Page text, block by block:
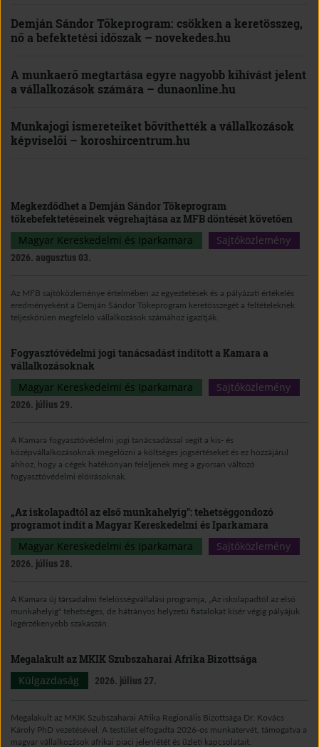
Demján Sándor Tőkeprogram: csökken a keretösszeg,
nő a befektetési időszak – novekedes.hu
A munkaerő megtartása egyre nagyobb kihívást jelent
a vállalkozások számára – dunaonline.hu
Munkajogi ismereteiket bővíthették a vállalkozások
képviselői – koroshircentrum.hu
Megkezdődhet a Demján Sándor Tőkeprogram
tőkebefektetéseinek végrehajtása az MFB döntését követően
Magyar Kereskedelmi és Iparkamara
Sajtóközlemény
2026. augusztus 03.
Az MFB sajtóközleménye értelmében az egyeztetések és a pályázati értékelés
eredményeként a Demján Sándor Tőkeprogram keretösszegét a feltételeknek
teljeskörűen megfelelő vállalkozások számához igazítják.
Fogyasztóvédelmi jogi tanácsadást indított a Kamara a
vállalkozásoknak
Magyar Kereskedelmi és Iparkamara
Sajtóközlemény
2026. július 29.
A Kamara fogyasztóvédelmi jogi tanácsadással segít a kis- és
középvállalkozásoknak megelőzni a költséges jogsértéseket és ez hozzájárul
ahhoz, hogy a cégek hatékonyan feleljenek meg a gyorsan változó
fogyasztóvédelmi előírásoknak.
„Az iskolapadtól az első munkahelyig": tehetséggondozó
programot indít a Magyar Kereskedelmi és Iparkamara
Magyar Kereskedelmi és Iparkamara
Sajtóközlemény
2026. július 28.
A Kamara új társadalmi felelősségvállalási programja, „Az iskolapadtól az első
munkahelyig" tehetséges, de hátrányos helyzetű fiatalokat kísér végig pályájuk
legérzékenyebb szakaszán.
Megalakult az MKIK Szubszaharai Afrika Bizottsága
Külgazdaság
2026. július 27.
Megalakult az MKIK Szubszaharai Afrika Regionális Bizottsága Dr. Kovács
Károly PhD vezetésével. A testület elfogadta 2026-os munkatervét, támogatva a
magyar vállalkozások afrikai piaci jelenlétét és üzleti kapcsolatait.